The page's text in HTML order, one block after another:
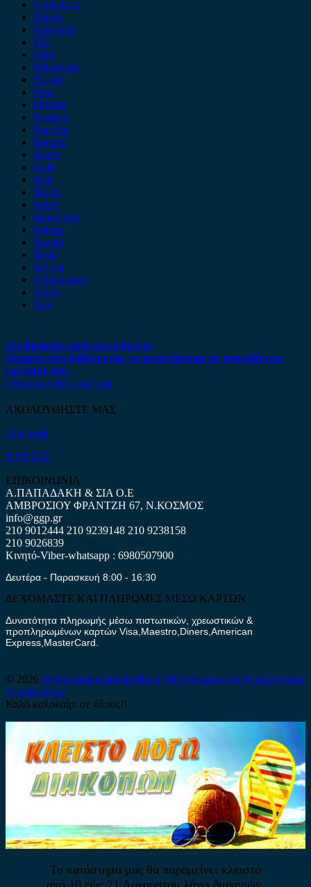
Lynk & co
Mazda
Mercedes
MG
Mini
Mitsubishi
Nissan
Opel
Omoda
Peugeot
Porsche
Renault
Rover
Saab
Seat
Skoda
Smart
ssangyong
Subaru
Suzuki
Tesla
Toyota
Volkswagen
Volvo
Xev
Δεν βρήκατε αυτό που ψάχνετε;
Είμαστε στη διάθεση σας να απαντήσουμε σε οποιαδήποτε
ερώτηση σας.
Επικοινωνήστε μαζί μας
ΑΚΟΛΟΥΘΗΣΤΕ ΜΑΣ
Facebook
ΧΑΡΤΗΣ
ΕΠΙΚΟΙΝΩΝΙΑ
Α.ΠΑΠΑΔΑΚΗ & ΣΙΑ Ο.Ε
ΑΜΒΡΟΣΙΟΥ ΦΡΑΝΤΖΗ 67, Ν.ΚΟΣΜΟΣ
info@ggp.gr
210 9012444 210 9239148 210 9238158
210 9026839
Κινητό-Viber-whatsapp : 6980507900
Δευτέρα - Παρασκευή 8:00 - 16:30
ΔΕΧΟΜΑΣΤΕ ΚΑΙ ΠΛΗΡΩΜΕΣ ΜΕΣΩ ΚΑΡΤΩΝ
Δυνατότητα πληρωμής μέσω πιστωτικών, χρεωστικών &
προπληρωμένων καρτών Visa,Maestro,Diners,American
Express,MasterCard.
© 2026 metaxirismenaantalaktika.grΜεταχειρισμένα Ανταλλακτικά
Αυτοκινήτων
Καλό καλοκαίρι σε όλους!!
Το κατάστημα μας θα παραμείνει κλειστό